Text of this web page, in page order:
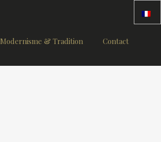
Modernisme & Tradition Contact